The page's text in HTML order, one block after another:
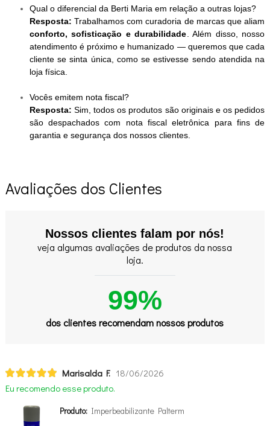
Qual o diferencial da Berti Maria em relação a outras lojas?
Resposta: Trabalhamos com curadoria de marcas que aliam
conforto, sofisticação e durabilidade. Além disso, nosso
atendimento é próximo e humanizado — queremos que cada
cliente se sinta única, como se estivesse sendo atendida na
loja física.
Vocês emitem nota fiscal?
Resposta:Sim, todos os produtos são originais e os pedidos
são despachados com nota fiscal eletrônica para fins de
garantia e segurança dos nossos clientes.
Avaliações dos Clientes
Nossos clientes falam por nós!
veja algumas avaliações de produtos da nossa
loja.
99%
dos clientes recomendam nossos produtos
Marisalda F. 18/06/2026
Eu recomendo esse produto.
Produto:Imperbeabilizante Palterm